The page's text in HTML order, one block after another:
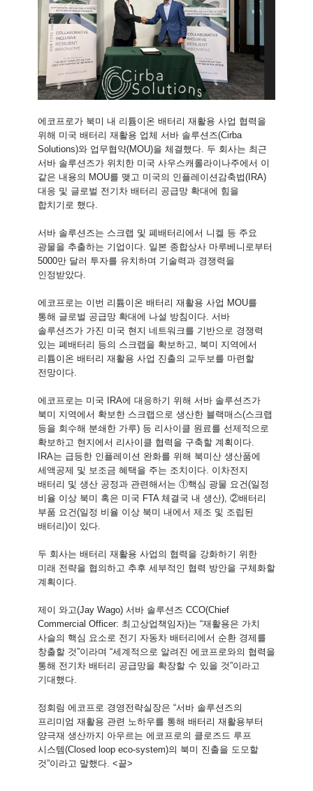
에코프로가 북미 내 리튬이온 배터리 재활용 사업 협력을
위해 미국 배터리 재활용 업체 서바 솔루션즈(Cirba
Solutions)와 업무협약(MOU)을 체결했다. 두 회사는 최근
서바 솔루션즈가 위치한 미국 사우스캐롤라이나주에서 이
같은 내용의 MOU를 맺고 미국의 인플레이션감축법(IRA)
대응 및 글로벌 전기차 배터리 공급망 확대에 힘을
합치기로 했다.
서바 솔루션즈는 스크랩 및 폐배터리에서 니켈 등 주요
광물을 추출하는 기업이다. 일본 종합상사 마루베니로부터
5000만 달러 투자를 유치하며 기술력과 경쟁력을
인정받았다.
에코프로는 이번 리튬이온 배터리 재활용 사업 MOU를
통해 글로벌 공급망 확대에 나설 방침이다. 서바
솔루션즈가 가진 미국 현지 네트워크를 기반으로 경쟁력
있는 폐배터리 등의 스크랩을 확보하고, 북미 지역에서
리튬이온 배터리 재활용 사업 진출의 교두보를 마련할
전망이다.
에코프로는 미국 IRA에 대응하기 위해 서바 솔루션즈가
북미 지역에서 확보한 스크랩으로 생산한 블랙매스(스크랩
등을 회수해 분쇄한 가루) 등 리사이클 원료를 선제적으로
확보하고 현지에서 리사이클 협력을 구축할 계획이다.
IRA는 급등한 인플레이션 완화를 위해 북미산 생산품에
세액공제 및 보조금 혜택을 주는 조치이다. 이차전지
배터리 및 생산 공정과 관련해서는 ①핵심 광물 요건(일정
비율 이상 북미 혹은 미국 FTA 체결국 내 생산), ②배터리
부품 요건(일정 비율 이상 북미 내에서 제조 및 조립된
배터리)이 있다.
두 회사는 배터리 재활용 사업의 협력을 강화하기 위한
미래 전략을 협의하고 추후 세부적인 협력 방안을 구체화할
계획이다.
제이 와고(Jay Wago) 서바 솔루션즈 CCO(Chief
Commercial Officer: 최고상업책임자)는 “재활용은 가치
사슬의 핵심 요소로 전기 자동차 배터리에서 순환 경제를
창출할 것”이라며 “세계적으로 알려진 에코프로와의 협력을
통해 전기차 배터리 공급망을 확장할 수 있을 것”이라고
기대했다.
정회림 에코프로 경영전략실장은 “서바 솔루션즈의
프리미엄 재활용 관련 노하우를 통해 배터리 재활용부터
양극재 생산까지 아우르는 에코프로의 클로즈드 루프
시스템(Closed loop eco-system)의 북미 진출을 도모할
것”이라고 말했다. <끝>